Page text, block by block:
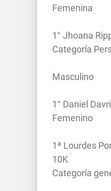
Femenina
1° Jhoana
Categoría
Masculino
1° Daniel
Femenino
1ª Lourdes
10K
Categoría